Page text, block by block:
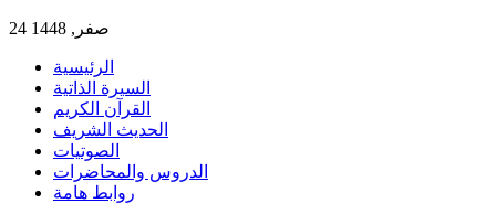
24 صفر, 1448
الرئيسية
السيرة الذاتية
القرآن الكريم
الحديث الشريف
الصوتيات
الدروس والمحاضرات
روابط هامة